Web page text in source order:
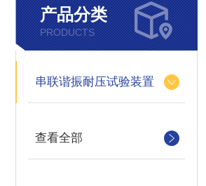
产品分类
PRODUCTS
串联谐振耐压试验装置
查看全部